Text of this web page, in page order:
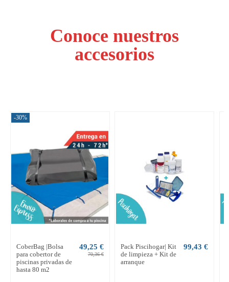
Conoce nuestros
accesorios
-30%
CoberBag |Bolsa
para cobertor de
piscinas privadas de
hasta 80 m2
49,25 €
70,36 €
Pack Piscihogar| Kit
de limpieza + Kit de
arranque
99,43 €